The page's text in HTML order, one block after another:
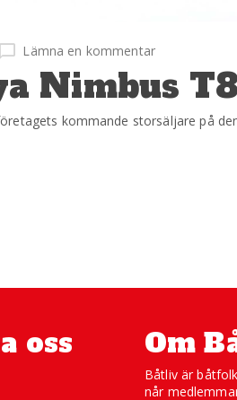
Lämna en kommentar
Nimbus T8
kommande storsäljare på
oss Om
Båtliv är
når